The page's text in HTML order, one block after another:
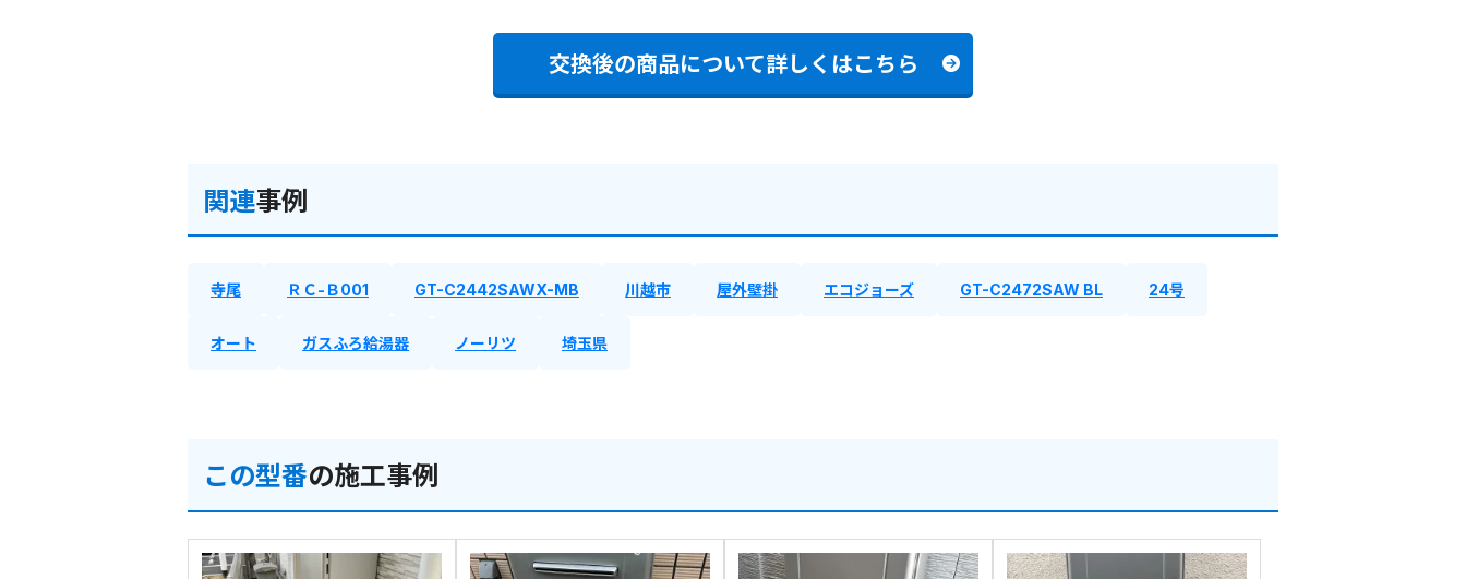
交換後の商品について詳しくはこちら
関連事例
寺尾 ＲＣ-Ｂ001 GT-C2442SAWX-MB 川越市 屋外壁掛 エコジョーズ GT-C2472SAW BL 24号
オート ガスふろ給湯器 ノーリツ 埼玉県
この型番の施工事例